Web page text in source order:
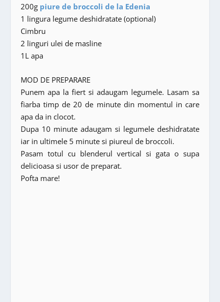
200g piure de broccoli de la Edenia
1 lingura legume deshidratate (optional)
Cimbru
2 linguri ulei de masline
1L apa
MOD DE PREPARARE
Punem apa la fiert si adaugam legumele. Lasam sa
fiarba timp de 20 de minute din momentul in care
apa da in clocot.
Dupa 10 minute adaugam si legumele deshidratate
iar in ultimele 5 minute si piureul de broccoli.
Pasam totul cu blenderul vertical si gata o supa
delicioasa si usor de preparat.
Pofta mare!